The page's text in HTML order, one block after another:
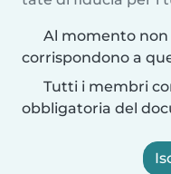
Al momento non
corrispondono a
Tutti i membri
obbligatoria del